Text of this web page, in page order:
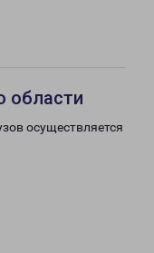
области
осуществляется